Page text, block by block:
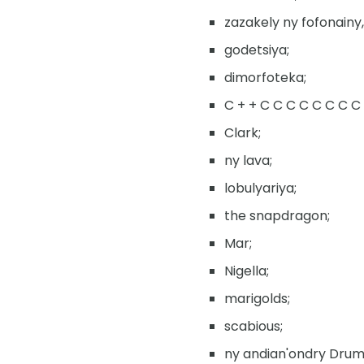
zazakely ny fofonainy,
godetsiya;
dimorfoteka;
C + + C C C C C C C
Clark;
ny lava;
lobulyariya;
the snapdragon;
Mar;
Nigella;
marigolds;
scabious;
ny andian'ondry